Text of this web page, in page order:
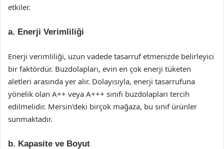
etkiler.
a. Enerji Verimliliği
Enerji verimliliği, uzun vadede tasarruf etmenizde belirleyici
bir faktördür. Buzdolapları, evin en çok enerji tüketen
aletleri arasında yer alır. Dolayısıyla, enerji tasarrufuna
yönelik olan A++ veya A+++ sınıfı buzdolapları tercih
edilmelidir. Mersin’deki birçok mağaza, bu sınıf ürünler
sunmaktadır.
b. Kapasite ve Boyut